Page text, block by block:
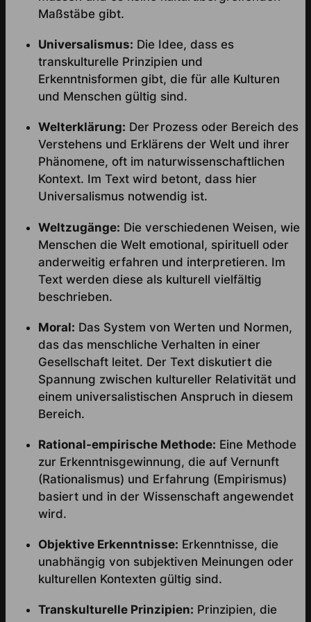
Maßstäbe gibt.
Universalismus: Die Idee, dass es
transkulturelle Prinzipien und
Erkenntnisformen gibt, die für alle Kulturen
und Menschen gültig sind.
Welterklärung: Der Prozess oder Bereich des
Verstehens und Erklärens der Welt und ihrer
Phänomene, oft im naturwissenschaftlichen
Kontext. Im Text wird betont, dass hier
Universalismus notwendig ist.
Weltzugänge: Die verschiedenen Weisen, wie
Menschen die Welt emotional, spirituell oder
anderweitig erfahren und interpretieren. Im
Text werden diese als kulturell vielfältig
beschrieben.
Moral: Das System von Werten und Normen,
das das menschliche Verhalten in einer
Gesellschaft leitet. Der Text diskutiert die
Spannung zwischen kultureller Relativität und
einem universalistischen Anspruch in diesem
Bereich.
Rational-empirische Methode: Eine Methode
zur Erkenntnisgewinnung, die auf Vernunft
(Rationalismus) und Erfahrung (Empirismus)
basiert und in der Wissenschaft angewendet
wird.
Objektive Erkenntnisse: Erkenntnisse, die
unabhängig von subjektiven Meinungen oder
kulturellen Kontexten gültig sind.
Transkulturelle Prinzipien: Prinzipien, die